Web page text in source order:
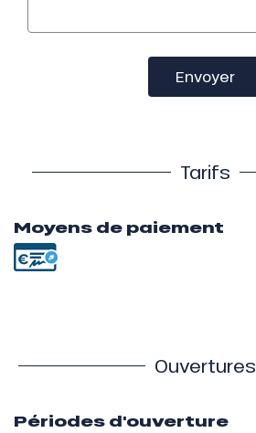
Envoyer
Tarifs
Moyens de paiement
Ouvertures
Périodes d'ouverture